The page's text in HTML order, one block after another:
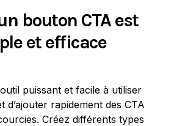
bouton CTA est
et efficace
puissant et facile à utiliser
d’ajouter rapidement des CTA
Créez différents types